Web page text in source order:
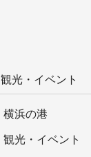
観光・イベント
横浜の港
観光・イベント